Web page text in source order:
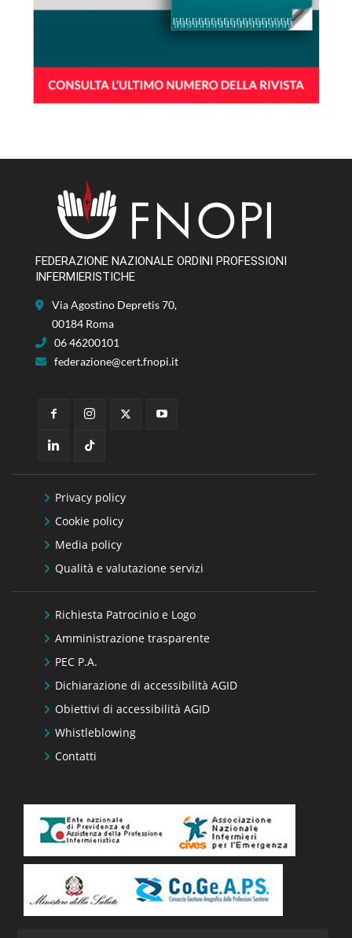
FEDERAZIONE NAZIONALE ORDINI PROFESSIONI
INFERMIERISTICHE
Via Agostino Depretis 70,
00184 Roma
06 46200101
federazione@cert.fnopi.it
Privacy policy
Cookie policy
Media policy
Qualità e valutazione servizi
Richiesta Patrocinio e Logo
Amministrazione trasparente
PEC P.A.
Dichiarazione di accessibilità AGID
Obiettivi di accessibilità AGID
Whistleblowing
Contatti